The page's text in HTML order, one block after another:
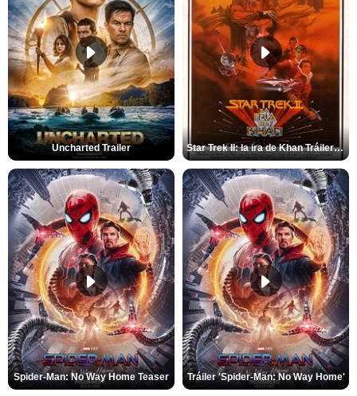
Uncharted Trailer Star Trek II: la ira de Khan Tráiler VO
Spider-Man: No Way Home Teaser Tráiler 'Spider-Man: No Way Home'